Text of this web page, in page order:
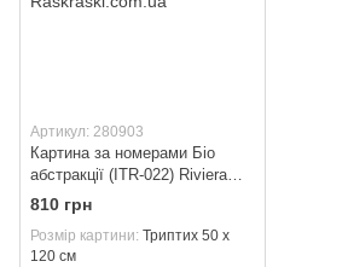
Артикул: 280903
Картина за номерами Біо
абстракції (ITR-022) Riviera
Blanca (Без коробки) Триптих
3 холста по 40 х 50 см
810 грн
Розмір картини Триптих 50 х
120 см